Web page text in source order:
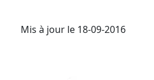
Mis à jour le 18-09-2016